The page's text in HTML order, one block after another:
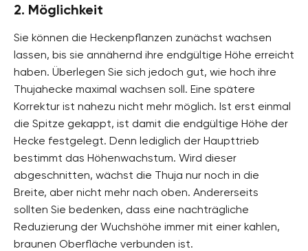
2. Möglichkeit
Sie können die Heckenpflanzen zunächst wachsen
lassen, bis sie annähernd ihre endgültige Höhe erreicht
haben. Überlegen Sie sich jedoch gut, wie hoch ihre
Thujahecke maximal wachsen soll. Eine spätere
Korrektur ist nahezu nicht mehr möglich. Ist erst einmal
die Spitze gekappt, ist damit die endgültige Höhe der
Hecke festgelegt. Denn lediglich der Haupttrieb
bestimmt das Höhenwachstum. Wird dieser
abgeschnitten, wächst die Thuja nur noch in die
Breite, aber nicht mehr nach oben. Andererseits
sollten Sie bedenken, dass eine nachträgliche
Reduzierung der Wuchshöhe immer mit einer kahlen,
braunen Oberfläche verbunden ist.